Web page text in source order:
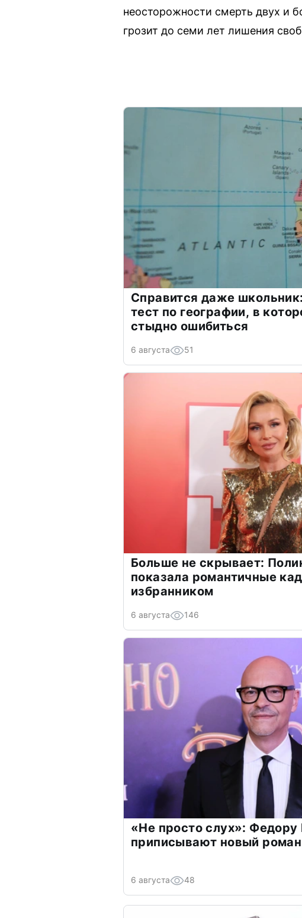
неосторожности смерть двух и
грозит до семи лет лишения
Справится даже
тест по географии, в
стыдно ошибиться
6 августа 51
Больше не скрывает:
показала романтичные
избранником
6 августа 146
«Не просто слух»: Федору
приписывают новый
6 августа 48